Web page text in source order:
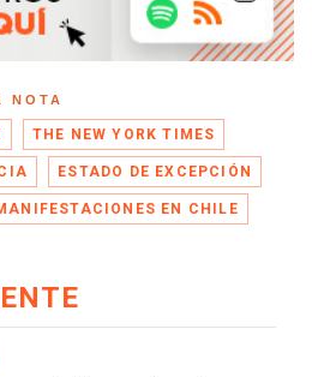
NOTA
THE NEW YORK TIMES
ESTADO DE EXCEPCIÓN
EN CHILE